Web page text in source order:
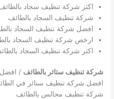
اكثر شركة تنظيف سجاد
شركة تنظيف السجاد بالطائف
افضل شركة تنظيف السجاد
ارخص شركة تنظيف السجاد
اكثر شركة تنظيف السجاد
شركة تنظيف ستائر بالطائف / افضل
افضل شركة تنظيف ستائر في
شركة تنظيف مجالس بالطائف